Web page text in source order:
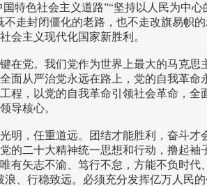
特色社会主义道路”“坚持以人民为中
走封闭僵化的老路，也不走改旗易帜
会主义现代化国家新胜利。
在党。我们党作为世界上最大的马克
从严治党永远在路上，党的自我革命
程，以党的自我革命引领社会革命，
导核心。
明，任重道远。团结才能胜利，奋斗
的二十大精神统一思想和行动，撸起
矢志不渝、笃行不怠，方能不负时代
、行稳致远。必须充分发挥亿万人民